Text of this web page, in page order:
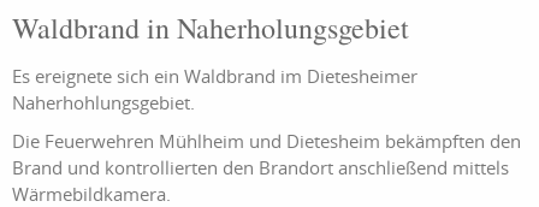
Waldbrand in Naherholungsgebiet
Es ereignete sich ein Waldbrand im Dietesheimer
Naherhohlungsgebiet.
Die Feuerwehren Mühlheim und Dietesheim bekämpften den
Brand und kontrollierten den Brandort anschließend mittels
Wärmebildkamera.